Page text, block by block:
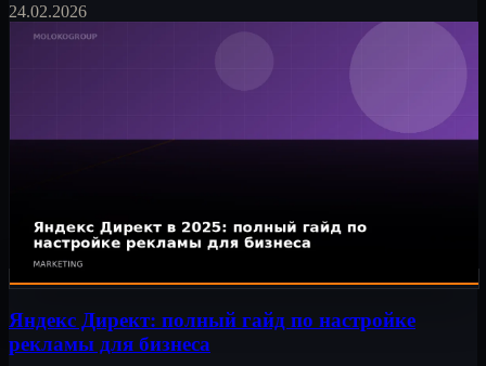
24.02.2026
Яндекс Директ: полный гайд по настройке
рекламы для бизнеса